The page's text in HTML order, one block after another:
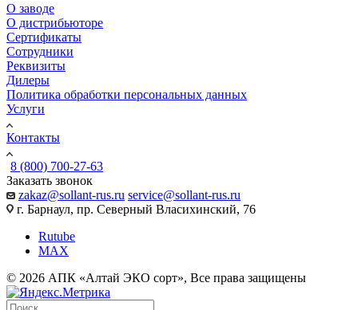
О заводе
О дистрибьюторе
Сертификаты
Сотрудники
Реквизиты
Дилеры
Политика обработки персональных данных
Услуги
Контакты
8 (800) 700-27-63
Заказать звонок
zakaz@sollant-rus.ru service@sollant-rus.ru
г. Барнаул, пр. Северный Власихинский, 76
Rutube
MAX
© 2026 АПК «Алтай ЭКО сорт», Все права защищены